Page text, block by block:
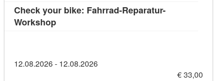
Check your bike: Fahrrad-Reparatur-
WorkshopKursdetail: Check your bike: Fahrrad-
12.08.2026 - 12.08.2026
€ 33,00